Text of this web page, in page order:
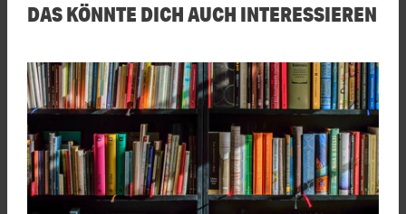
DAS KÖNNTE DICH AUCH INTERESSIEREN